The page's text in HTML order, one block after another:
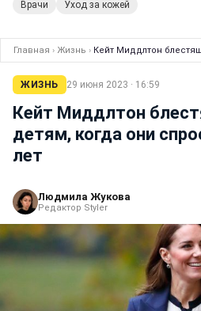
Врачи Уход за кожей
Главная › Жизнь › Кейт Миддлтон
ЖИЗНЬ 29 июня 2023 · 16:59
Кейт Миддлтон
детям, когда они
лет
Людмила Жукова
Редактор Styler